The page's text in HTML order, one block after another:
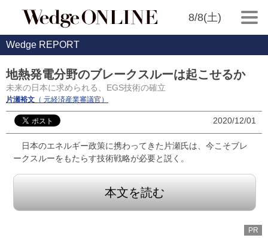
8/8(土)
Wedge REPORT
地熱発電分野のブレークスルーは起こせるか
未来の日本に求められる、EGS技術の確立
片瀬裕文 （ 元経済産業審議官）
2020/12/01
日本のエネルギー政策に携わってきた片瀬氏は、今こそブレ
ークスルーをもたらす技術戦略が必要と説く。​
本文を読む
PR